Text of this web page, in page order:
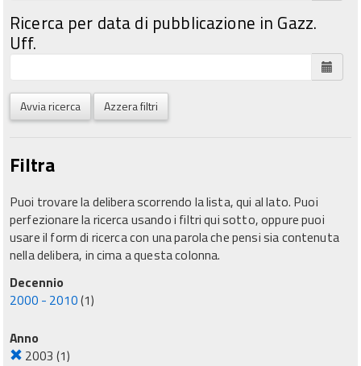
Ricerca per data di pubblicazione in Gazz.
Uff.
Avvia ricerca Azzera filtri
Filtra
Puoi trovare la delibera scorrendo la lista, qui al lato. Puoi
perfezionare la ricerca usando i filtri qui sotto, oppure puoi
usare il form di ricerca con una parola che pensi sia contenuta
nella delibera, in cima a questa colonna.
Decennio
2000 - 2010(1)
Anno
2003 (1)